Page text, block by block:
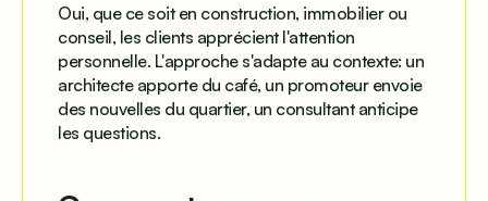
Oui, que ce soit en construction, immobilier ou
conseil, les clients apprécient l'attention
personnelle. L'approche s'adapte au contexte: un
architecte apporte du café, un promoteur envoie
des nouvelles du quartier, un consultant anticipe
les questions.